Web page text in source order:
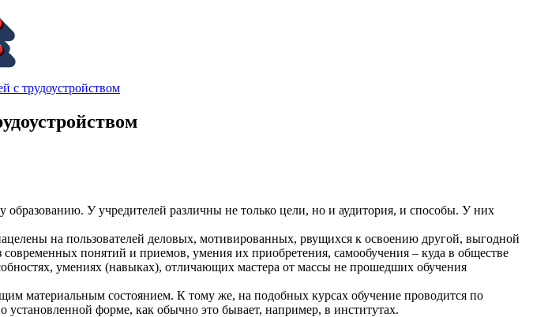
с трудоустройством
У учредителей различны не только цели, но и аудитория, и способы. У них
на пользователей деловых, мотивированных, рвущихся к освоению другой, выгодной
понятий и приемов, умения их приобретения, самообучения – куда в обществе
умениях (навыках), отличающих мастера от массы не прошедших обучения
материальным состоянием. К тому же, на подобных курсах обучение проводится по
форме, как обычно это бывает, например, в институтах.